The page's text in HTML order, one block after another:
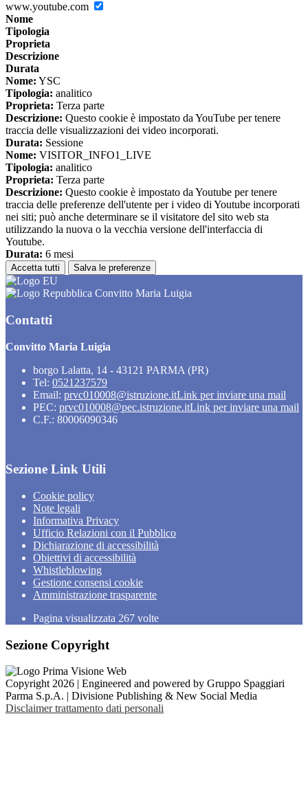
www.youtube.com
Nome
Tipologia
Proprieta
Descrizione
Durata
Nome: YSC
Tipologia: analitico
Proprieta: Terza parte
Descrizione: Questo cookie è impostato da YouTube per tenere
traccia delle visualizzazioni dei video incorporati.
Durata: Sessione
Nome: VISITOR_INFO1_LIVE
Tipologia: analitico
Proprieta: Terza parte
Descrizione: Questo cookie è impostato da Youtube per tenere
traccia delle preferenze dell'utente per i video di Youtube incorporati
nei siti; può anche determinare se il visitatore del sito web sta
utilizzando la nuova o la vecchia versione dell'interfaccia di
Youtube.
Durata: 6 mesi
Accetta tutti Salva le preferenze
Convitto Maria Luigia
Contatti
Convitto Maria Luigia
borgo Lalatta, 14 - 43121 PARMA (PR)
Tel: 0521237579
Email: prvc010008@istruzione.itLink per inviare una mail
PEC: prvc010008@pec.istruzione.itLink per inviare una mail
C.F.: 80006090346
Sezione Link Utili
Cookie policy
Note legali
Informativa Privacy
Ufficio Relazioni con il Pubblico
Dichiarazione di accessibilità
Obiettivi di accessibilità
Whistleblowing
Gestione consensi cookie
Amministrazione trasparente
Pagina visualizzata 267 volte
Sezione Copyright
Copyright 2026 | Engineered and powered by Gruppo Spaggiari
Parma S.p.A. | Divisione Publishing & New Social Media
Disclaimer trattamento dati personali